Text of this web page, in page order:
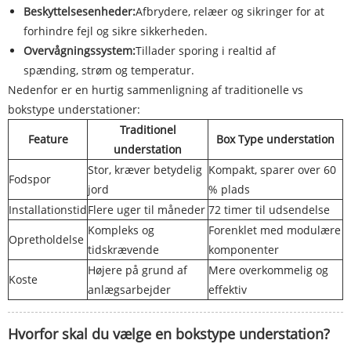
Beskyttelsesenheder:Afbrydere, relæer og sikringer for at
forhindre fejl og sikre sikkerheden.
Overvågningssystem:Tillader sporing i realtid af
spænding, strøm og temperatur.
Nedenfor er en hurtig sammenligning af traditionelle vs
bokstype understationer:
Feature
Traditionel
understation
Box Type understation
Fodspor
Stor, kræver betydelig
jord
Kompakt, sparer over 60
% plads
InstallationstidFlere uger til måneder 72 timer til udsendelse
Opretholdelse
Kompleks og
tidskrævende
Forenklet med modulære
komponenter
Koste
Højere på grund af
anlægsarbejder
Mere overkommelig og
effektiv
Hvorfor skal du vælge en bokstype understation?